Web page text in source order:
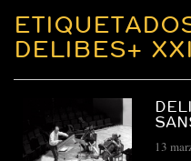
DELIBES+ XXI
13